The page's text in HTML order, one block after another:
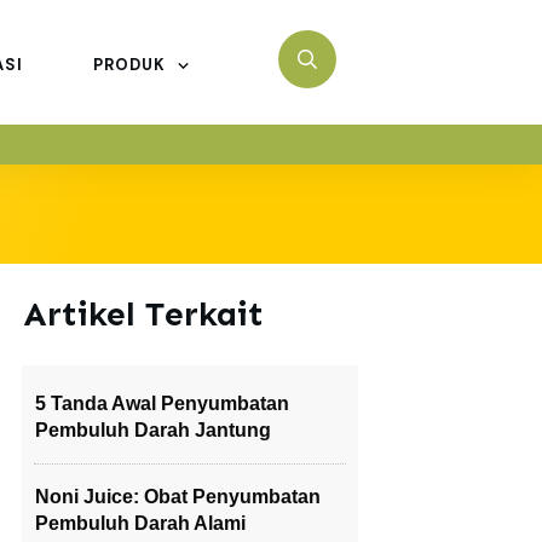
PRODUK
Artikel Terkait
5 Tanda Awal Penyumbatan
Pembuluh Darah Jantung
Noni Juice: Obat Penyumbatan
Pembuluh Darah Alami